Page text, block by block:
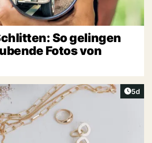
So gelingen
Fotos von
5d